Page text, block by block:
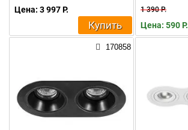
Цена: 3 997 Р.
Купить
1 390 Р.
Цена: 590 Р.
170858